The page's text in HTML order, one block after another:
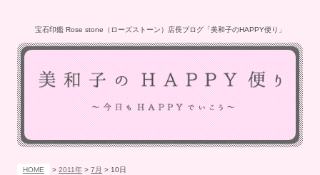
宝石印鑑 Rose stone（ローズストーン）店長ブログ「美和子のHAPPY便り」
HOME > 2011年 > 7月 > 10日